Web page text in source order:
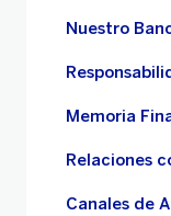
Nuestro
Memoria
Relaciones
Canales de